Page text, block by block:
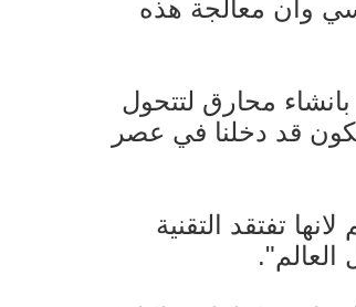
وان معالجة هذه
محارق لتتحول
قد دخلنا في عصر
تفتقد التقنية